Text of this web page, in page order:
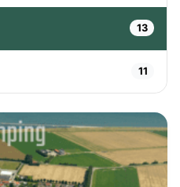
13
11